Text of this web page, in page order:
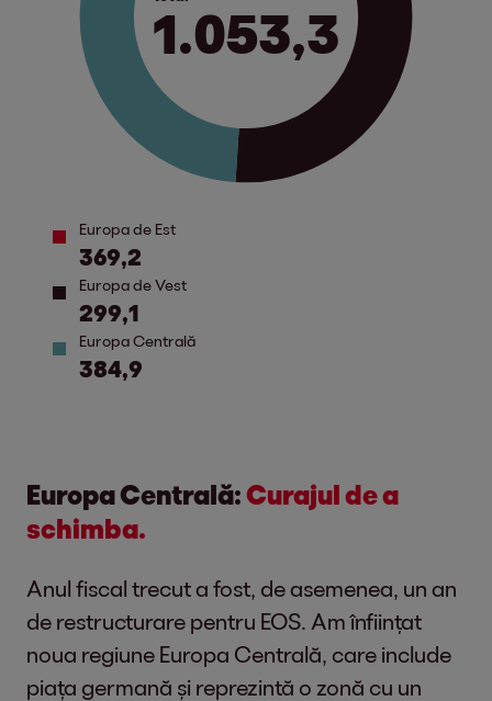
1.053,3
Europa de Est
369,2
Europa de Vest
299,1
Europa Centrală
384,9
Europa Centrală:Curajul de a
schimba.
Anul fiscal trecut a fost, de asemenea, un an
de restructurare pentru EOS. Am înființat
noua regiune Europa Centrală, care include
piața germană și reprezintă o zonă cu un